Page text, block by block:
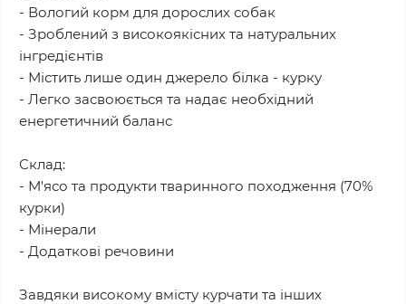
- Вологий корм для дорослих собак
- Зроблений з високоякісних та натуральних
інгредієнтів
- Містить лише один джерело білка - курку
- Легко засвоюється та надає необхідний
енергетичний баланс
Склад:
- М'ясо та продукти тваринного походження (70%
курки)
- Мінерали
- Додаткові речовини
Завдяки високому вмісту курчати та інших